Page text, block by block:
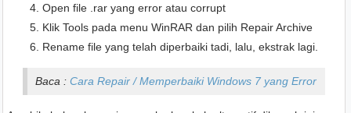
Open file .rar yang error atau corrupt
Klik Tools pada menu WinRAR dan pilih Repair Archive
Rename file yang telah diperbaiki tadi, lalu, ekstrak lagi.
Baca : Cara Repair / Memperbaiki Windows 7 yang Error